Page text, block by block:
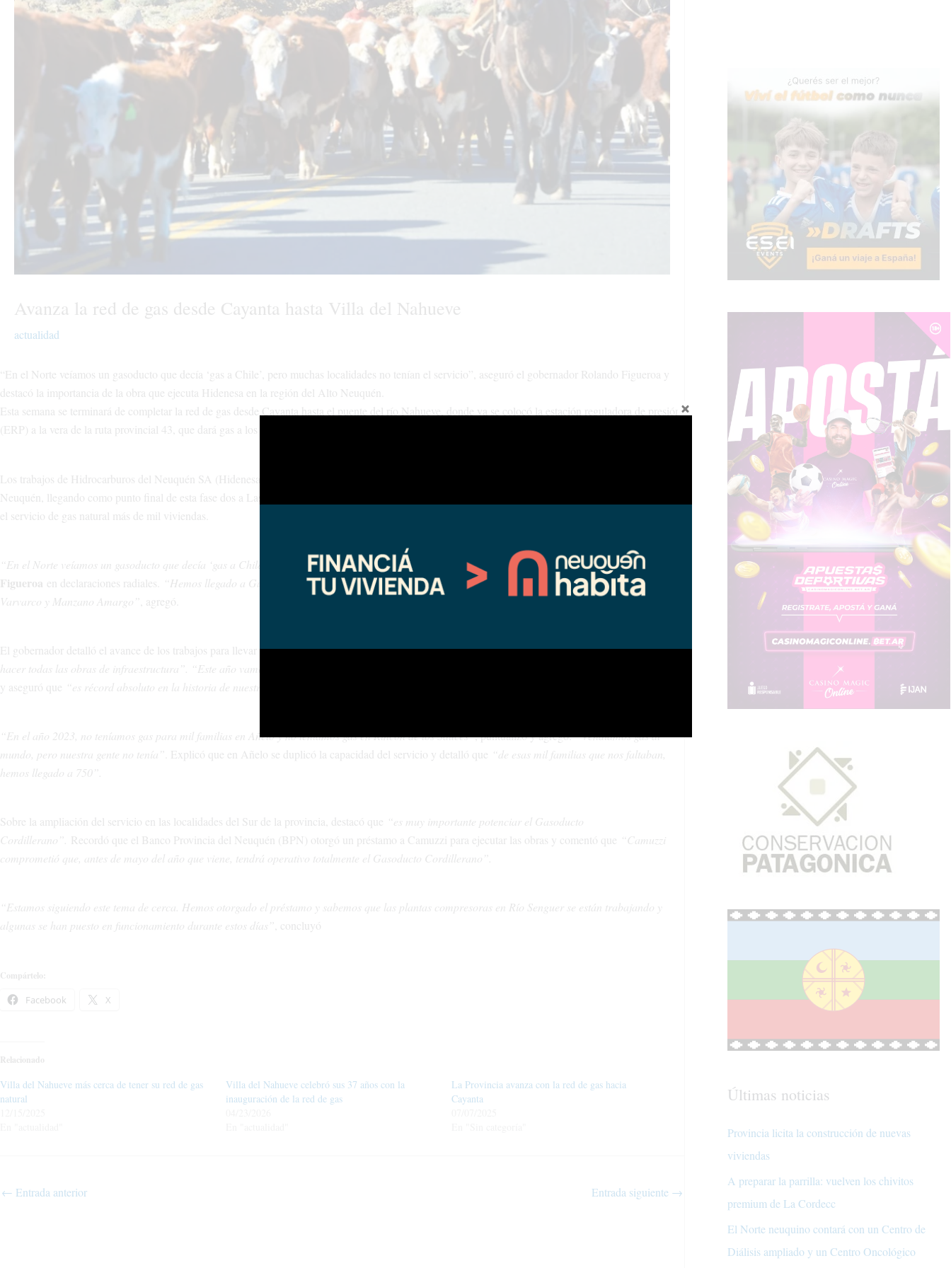
Avanza la red de gas desde Cayanta hasta Villa del Nahueve
actualidad
“En el Norte veíamos un gasoducto que decía ‘gas a Chile’, pero muchas localidades no tenían el servicio”, aseguró el gobernador Rolando Figueroa y
destacó la importancia de la obra que ejecuta Hidenesa en la región del Alto Neuquén.
Esta semana se terminará de completar la red de gas desde Cayanta hasta el puente del río Nahueve, donde ya se colocó la estación reguladora de presión
(ERP) a la vera de la ruta provincial 43, que dará gas a los habitantes de Villa del Nahueve y Bella Vista.
Los trabajos de Hidrocarburos del Neuquén SA (Hidenesa) forman parte de la segunda etapa de las obras que llevarán gas a las poblaciones del Alto
Neuquén, llegando como punto final de esta fase dos a Las Ovejas. Sumando Camalón, Cayanta, Bella Vista y Las Ovejas, se estarían beneficiando con
el servicio de gas natural más de mil viviendas.
“En el Norte veíamos un gasoducto que decía ‘gas a Chile’, pero muchas localidades no tenían el servicio” , señaló hoy el gobernadorRolando
Figueroa en declaraciones radiales.
“Hemos llegado a Guañacos y a Los Miches, estamos siguiendo hacia Las Ovejas, y vamos a seguir hasta
Varvarco y Manzano Amargo” , agregó.
El gobernador detalló el avance de los trabajos para llevar el servicio de gas a distintas regiones de la provincia y destacó que“estamos enfocados en
hacer todas las obras de infraestructura”. “Este año vamos a terminar en una ejecución cercana a los mil millones de dólares de obra pública”
y aseguró que “es récord absoluto en la historia de nuestra provincia”.
“En el año 2023, no teníamos gas para mil familias en Añelo y no teníamos gas en Rincón de los Sauces”, puntualizó y agregó:“Vendíamos gas al
mundo, pero nuestra gente no tenía” . Explicó que en Añelo se duplicó la capacidad del servicio y detalló que “de esas mil familias que nos faltaban,
hemos llegado a 750”.
Sobre la ampliación del servicio en las localidades del Sur de la provincia, destacó que “es muy importante potenciar el Gasoducto
Cordillerano”. Recordó que el Banco Provincia del Neuquén (BPN) otorgó un préstamo a Camuzzi para ejecutar las obras y comentó que “Camuzzi
comprometió que, antes de mayo del año que viene, tendrá operativo totalmente el Gasoducto Cordillerano”.
“Estamos siguiendo este tema de cerca. Hemos otorgado el préstamo y sabemos que las plantas compresoras en Río Senguer se están trabajando y
algunas se han puesto en funcionamiento durante estos días” , concluyó
Compártelo:
Facebook X
Relacionado
Villa del Nahueve más cerca de tener su red de gas
natural
Villa del Nahueve celebró sus 37 años con la
inauguración de la red de gas
La Provincia avanza con la red de gas hacia
Cayanta
← Entrada anterior Entrada siguiente →
Últimas noticias
Provincia licita la construcción de nuevas
viviendas
A preparar la parrilla: vuelven los chivitos
premium de La Cordecc
El Norte neuquino contará con un Centro de
Diálisis ampliado y un Centro Oncológico